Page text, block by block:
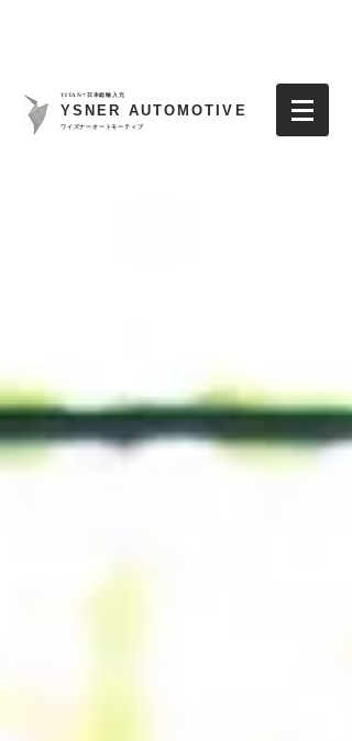
TITAN7日本総輸入元
YSNER AUTOMOTIVE
​ワイズナーオートモーティブ